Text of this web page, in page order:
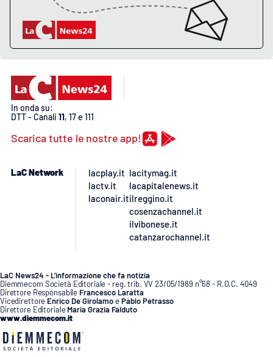
Cosenza
Lamezia Terme
PROGETTI
SPECIALI
Buona Sanità Calabria
Storie
LAC
NETWORK
In onda su:
DTT - Canali 11, 17 e 111
Scarica tutte le nostre app!
LaC Network
lacplay.it
lactv.it
laconair.it
lacitymag.it
lacapitalenews.it
ilreggino.it
cosenzachannel.it
ilvibonese.it
catanzarochannel.it
LaC News24 - L’informazione che fa notizia
Diemmecom Società Editoriale - reg. trib. VV 23/05/1989 n°68 - R.O.C. 4049
Direttore Responsabile Francesco Laratta
Vicedirettore Enrico De GirolamoePablo Petrasso
Direttore Editoriale Maria Grazia Falduto
www.diemmecom.it